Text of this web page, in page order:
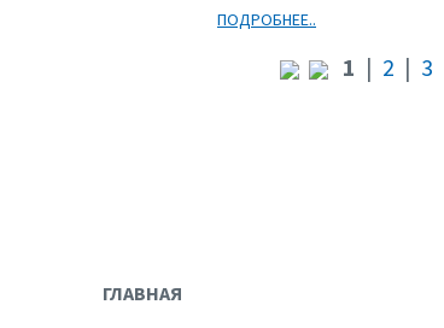
ПОДРОБНЕЕ..
1 | 2 | 3
ГЛАВНАЯ